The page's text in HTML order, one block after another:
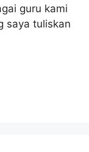
guru kami
saya tuliskan